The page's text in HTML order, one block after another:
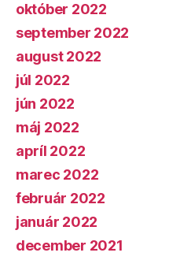
október 2022
september 2022
august 2022
júl 2022
jún 2022
máj 2022
apríl 2022
marec 2022
február 2022
január 2022
december 2021